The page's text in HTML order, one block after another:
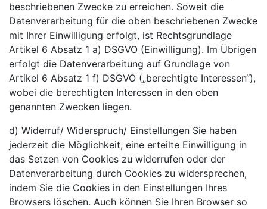
beschriebenen Zwecke zu erreichen. Soweit die
Datenverarbeitung für die oben beschriebenen Zwecke
mit Ihrer Einwilligung erfolgt, ist Rechtsgrundlage
Artikel 6 Absatz 1 a) DSGVO (Einwilligung). Im Übrigen
erfolgt die Datenverarbeitung auf Grundlage von
Artikel 6 Absatz 1 f) DSGVO („berechtigte Interessen“),
wobei die berechtigten Interessen in den oben
genannten Zwecken liegen.
d) Widerruf/ Widerspruch/ Einstellungen Sie haben
jederzeit die Möglichkeit, eine erteilte Einwilligung in
das Setzen von Cookies zu widerrufen oder der
Datenverarbeitung durch Cookies zu widersprechen,
indem Sie die Cookies in den Einstellungen Ihres
Browsers löschen. Auch können Sie Ihren Browser so